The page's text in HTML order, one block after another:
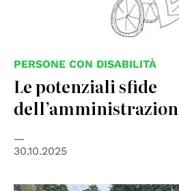
PERSONE CON DISABILITÀ
Le potenziali sfide
30.10.2025